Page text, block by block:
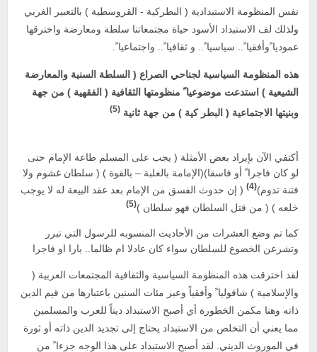
نفس المنظومة الاستبدادية ( البطركية - القروسطية ) بالتعبير الغربي
ولذلك لف الاستبداد الأسود حياة مجتمعاتنا سلطة ومعارضة واخترقها
عموديا ًوأفقيا ً.. سياسيا ً.. و ثقافيا ً.. واجتماعيا ً.
هذه المنظومة السياسية لجناحي الصراع ( السلطة السنية والمعارضة
الشيعية ) استدعت موضوعيا ً منظومتها الثقافية ( الفقهية ) من جهة
وبنيتها الاجتماعية ( البطر كية ) من جهة ثانية (5)
أكتفي الآن بإيراد بعض الأمثلة ( يجب على المسلم طاعة الإمام حتى
لو كان فاجرا ً أو فاسقا)(الإمامة بالغلبة – بالقوة ) ( سلطان غشوم ولا
فتنة تدوم)(4)
( إن حدوث الفسق من الإمام بعد عقد البيعة له لا يوجب
خلعه ) ( من قتل السلطان فهو سلطان )(5)
كما تم وضع العشرات من الأحاديث المنسوبه للرسول التي تبرر
وتشرعن الخضوع للسلطان سواء كان عادلا ام ظالما.. بارا او فاجرا
لقد اخترقت هذه المنظومة السياسية والثقافية المجتمعات العربية (
والإسلامية ) شاقوليا ً وأفقياً وعبر مئات السنين باعتبارها من قيم الدين
ذاته وهنا مكمن الخطورة أي أصبح الاستبداد ديناً للعرب والمسلمين
مما يعني أن التخلص من الاستبداد يحتاج إلى تجديد الدين ذاته أو ثورة
في الموروث الديني. لقد أصبح الاستبداد على هذا الوجه جزءا ً من